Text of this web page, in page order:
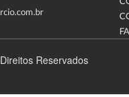
Reservados